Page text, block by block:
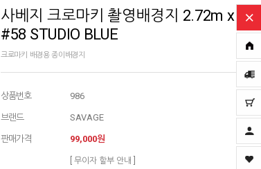
사베지 크로마키 촬영배경지 2.72m x
#58 STUDIO BLUE
크로마키 배경용 종이배경지
상품번호 986
브랜드 SAVAGE
판매가격 99,000원
[ 무이자 할부 안내 ]